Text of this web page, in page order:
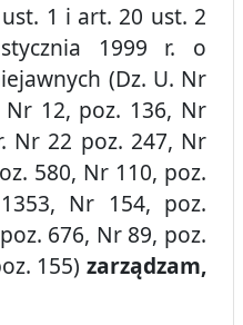
1 i art. 20 ust. 2
1999 r. o
(Dz. U. Nr
Nr 12, poz. 136, Nr
Nr 22 poz. 247, Nr
580, Nr 110, poz.
Nr 154, poz.
676, Nr 89, poz.
155) zarządzam,